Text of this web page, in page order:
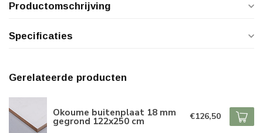
Productomschrijving
Specificaties
Gerelateerde producten
Okoume buitenplaat 18 mm
gegrond 122x250 cm €126,50